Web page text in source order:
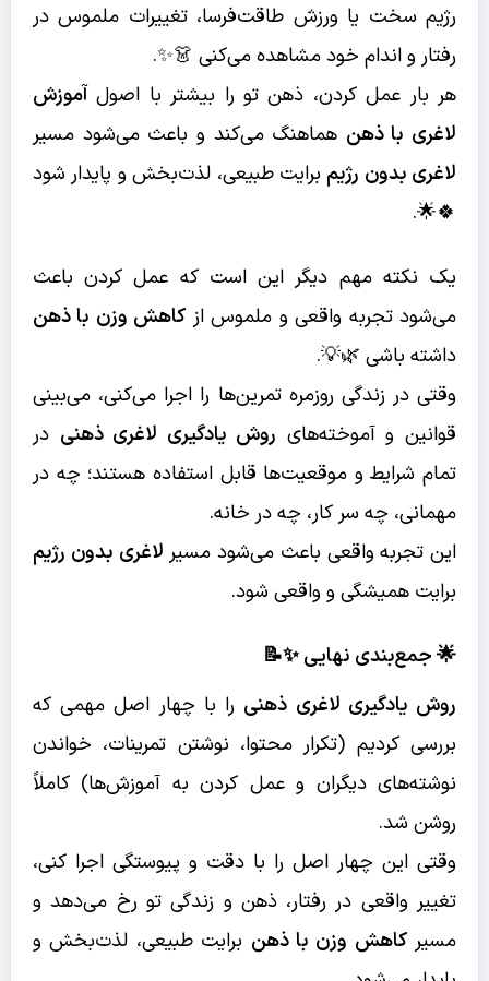
رژیم سخت یا ورزش طاقت‌فرسا، تغییرات ملموس در
رفتار و اندام خود مشاهده می‌کنی 👗✨.
هر بار عمل کردن، ذهن تو را بیشتر با اصولآموزش
لاغری با ذهن هماهنگ می‌کند و باعث می‌شود مسیر
لاغری بدون رژیم برایت طبیعی، لذت‌بخش و پایدار شود
🍀🌟.
یک نکته مهم دیگر این است که عمل کردن باعث
می‌شود تجربه واقعی و ملموس ازکاهش وزن با ذهن
داشته باشی 🌿💡.
وقتی در زندگی روزمره تمرین‌ها را اجرا می‌کنی، می‌بینی
قوانین و آموخته‌های روش یادگیری لاغری ذهنی در
تمام شرایط و موقعیت‌ها قابل استفاده هستند؛ چه در
مهمانی، چه سر کار، چه در خانه.
این تجربه واقعی باعث می‌شود مسیر لاغری بدون رژیم
برایت همیشگی و واقعی شود.
🌟 جمع‌بندی نهایی ✨📝
روش یادگیری لاغری ذهنی را با چهار اصل مهمی که
بررسی کردیم (تکرار محتوا، نوشتن تمرینات، خواندن
نوشته‌های دیگران و عمل کردن به آموزش‌ها) کاملاً
روشن شد.
وقتی این چهار اصل را با دقت و پیوستگی اجرا کنی،
تغییر واقعی در رفتار، ذهن و زندگی تو رخ می‌دهد و
مسیرکاهش وزن با ذهن برایت طبیعی، لذت‌بخش و